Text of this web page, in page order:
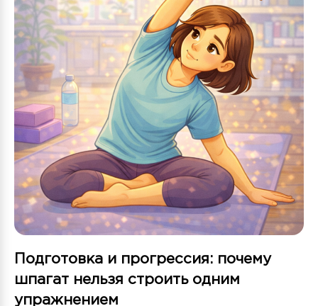
Подготовка и прогрессия: почему
шпагат нельзя строить одним
упражнением